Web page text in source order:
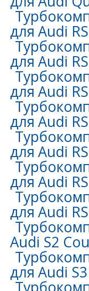
для Audi
для Audi
для Audi
для Audi
для Audi
для Audi
для Audi
Audi S2
для Audi